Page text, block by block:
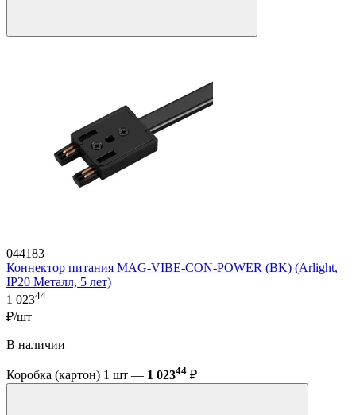
044183
Коннектор питания MAG-VIBE-CON-POWER (BK) (Arlight,
IP20 Металл, 5 лет)
1 02344
₽/шт
В наличии
Коробка (картон) 1 шт — 1 02344 ₽